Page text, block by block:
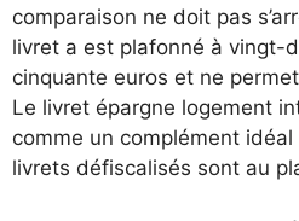
comparaison ne doit pas
livret a est plafonné à vingt-
cinquante euros et ne
Le livret épargne logement
comme un complément
livrets défiscalisés sont au